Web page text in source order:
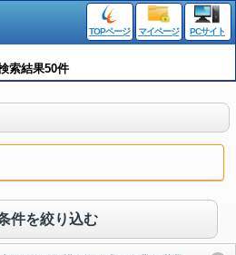
TOPページ マイページ PCサイト
索結果50件
件を絞り込む